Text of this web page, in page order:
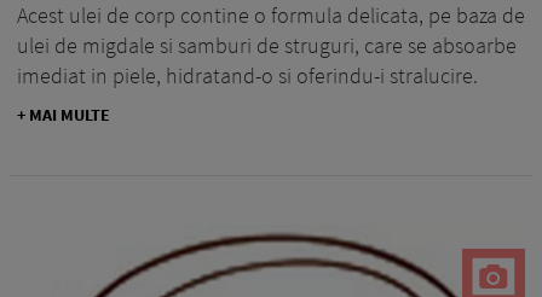
Acest ulei de corp contine o formula delicata, pe baza de
ulei de migdale si samburi de struguri, care se absoarbe
imediat in piele, hidratand-o si oferindu-i stralucire.
+ MAI MULTE